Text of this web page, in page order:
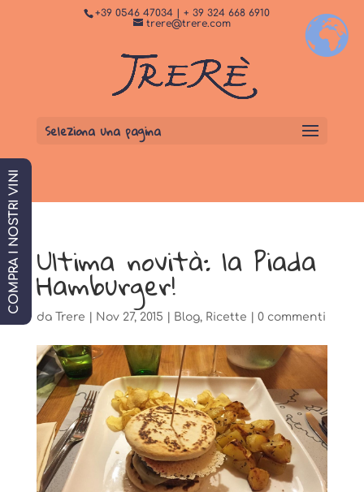
+39 0546 47034 | + 39 324 668 6910
trere@trere.com
Seleziona una pagina
Ultima novità: la Piada
Hamburger!
da Trere Nov 27, 2015 Blog, Ricette 0 commenti
Dormi da noi PRENOTA SUBITO +
COMPRA I NOSTRI VINI